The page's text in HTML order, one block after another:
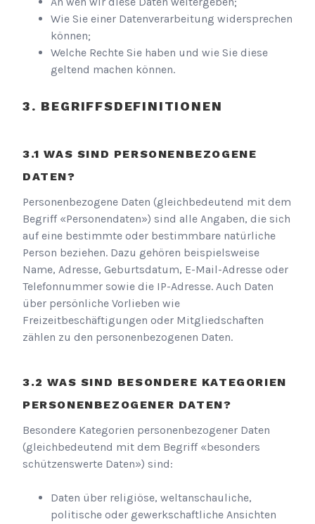
Wie Sie einer Datenverarbeitung widersprechen
können;
Welche Rechte Sie haben und wie Sie diese
geltend machen können.
BEGRIFFSDEFINITIONEN
WAS SIND PERSONENBEZOGENE
DATEN?
Personenbezogene Daten (gleichbedeutend mit dem
Begriff «Personendaten») sind alle Angaben, die sich
auf eine bestimmte oder bestimmbare natürliche
Person beziehen. Dazu gehören beispielsweise
Name, Adresse, Geburtsdatum, E-Mail-Adresse oder
Telefonnummer sowie die IP-Adresse. Auch Daten
über persönliche Vorlieben wie
Freizeitbeschäftigungen oder Mitgliedschaften
zählen zu den personenbezogenen Daten.
WAS SIND BESONDERE KATEGORIEN
PERSONENBEZOGENER DATEN?
Besondere Kategorien personenbezogener Daten
(gleichbedeutend mit dem Begriff «besonders
schützenswerte Daten») sind:
Daten über religiöse, weltanschauliche,
politische oder gewerkschaftliche Ansichten